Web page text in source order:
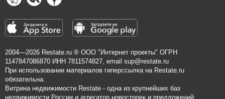
2004—2026 Restate.ru ® ООО "Интернет проекты" ОГРН
1147847086870 ИНН 7811574827, email sup@restate.ru
При использовании материалов гиперссылка на Restate.ru
обязательна.
Витрина недвижимости Restate - одна из крупнейших баз
недвижимости России и агрегатор новостроек и предложений